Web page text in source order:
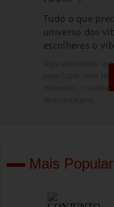
Tudo o que
universo dos
escolheres o
Aqui encontras
para fazer uma
materiais,
Mais